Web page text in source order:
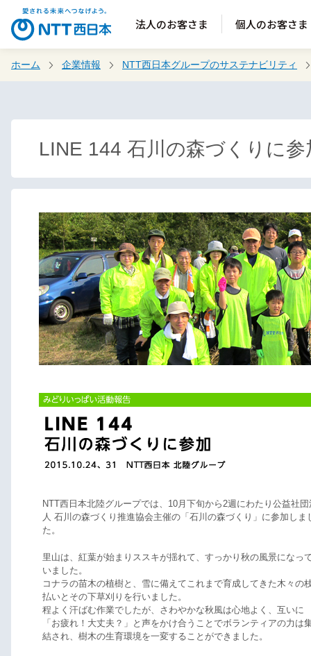
法人のお客さま 個人のお客さま
ホーム 企業情報 NTT西日本グループのサステナビリティ
LINE 144 石川の森づくりに参
NTT西日本北陸グループでは、10月下旬から2週にわたり公益社団
人 石川の森づくり推進協会主催の「石川の森づくり」に参加しま
た。
里山は、紅葉が始まりススキが揺れて、すっかり秋の風景になっ
いました。
コナラの苗木の植樹と、雪に備えてこれまで育成してきた木々の
払いとその下草刈りを行いました。
程よく汗ばむ作業でしたが、さわやかな秋風は心地よく、互いに
「お疲れ！大丈夫？」と声をかけ合うことでボランティアの力は
結され、樹木の生育環境を一変することができました。